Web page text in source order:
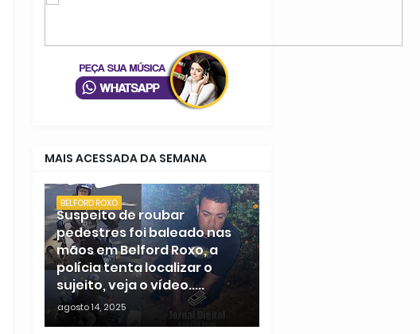
MAIS ACESSADA DA SEMANA
BELFORD ROXO
Suspeito de roubar
pedestres foi baleado nas
mãos em Belford Roxo, a
polícia tenta localizar o
sujeito, veja o vídeo.....
agosto 14, 2025